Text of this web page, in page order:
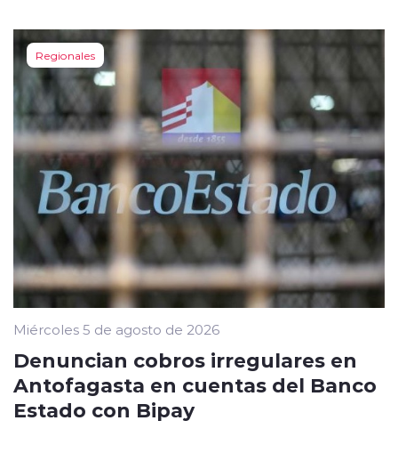
Regionales
Miércoles 5 de agosto de 2026
Denuncian cobros irregulares en
Antofagasta en cuentas del Banco
Estado con Bipay